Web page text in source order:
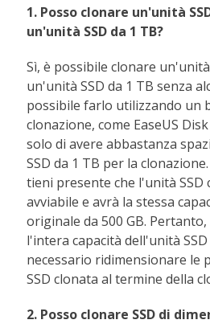
1. Posso clonare un'unità
un'unità SSD da 1 TB?
Sì, è possibile clonare un'unità
un'unità SSD da 1 TB senza
possibile farlo utilizzando un
clonazione, come EaseUS
solo di avere abbastanza
SSD da 1 TB per la
tieni presente che l'unità SSD
avviabile e avrà la stessa
originale da 500 GB.
l'intera capacità dell'unità
necessario ridimensionare le
SSD clonata al termine della
2. Posso clonare SSD di